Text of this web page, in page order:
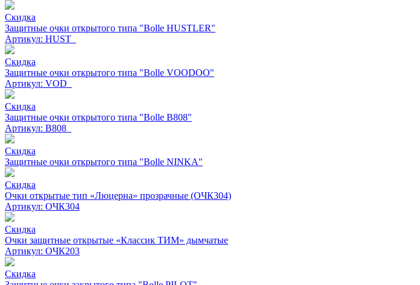
Скидка
Защитные очки открытого типа "Bolle HUSTLER"
Артикул: HUST_
Скидка
Защитные очки открытого типа "Bolle VOODOO"
Артикул: VOD_
Скидка
Защитные очки открытого типа "Bolle B808"
Артикул: B808_
Скидка
Защитные очки открытого типа "Bolle NINKA"
Скидка
Очки открытые тип «Люцерна» прозрачные (ОЧК304)
Артикул: ОЧК304
Скидка
Очки защитные открытые «Классик ТИМ» дымчатые
Артикул: ОЧК203
Скидка